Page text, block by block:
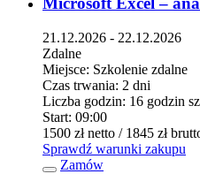
21.12.2026 - 22.12.2026
Zdalne
Miejsce: Szkolenie zdalne
Czas trwania: 2 dni
Liczba godzin: 16 godzin
Start: 09:00
1500 złnetto / 1845 zł
Sprawdź warunki zakupu
Zamów